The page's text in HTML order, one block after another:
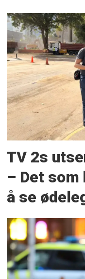
TV 2s
– Det
å se